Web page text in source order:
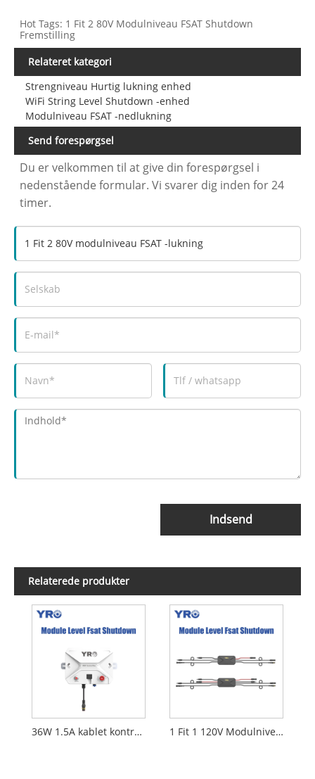
Hot Tags: 1 Fit 2 80V Modulniveau FSAT Shutdown
Fremstilling
Relateret kategori
Strengniveau Hurtig lukning enhed
WiFi String Level Shutdown -enhed
Modulniveau FSAT -nedlukning
Send forespørgsel
Du er velkommen til at give din forespørgsel i
nedenstående formular. Vi svarer dig inden for 24
timer.
Indsend
Relaterede produkter
36W 1.5A kablet kontrolboks 1 Fit 1 120V Modulniveau FSAT Shutdown